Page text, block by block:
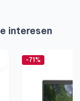
interesen
-71%